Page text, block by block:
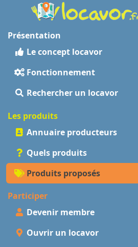
Présentation
Le concept locavor
Fonctionnement
Rechercher un locavor
Les produits
Annuaire producteurs
Quels produits
Produits proposés
Participer
Devenir membre
Ouvrir un locavor